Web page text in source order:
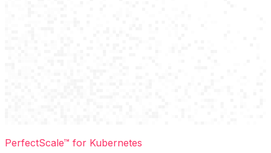
PerfectScale™ for Kubernetes